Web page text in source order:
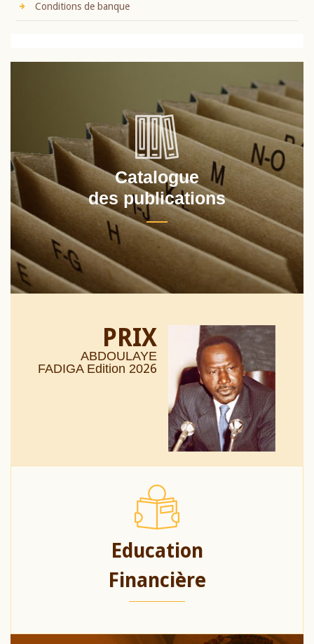
Conditions de banque
Catalogue
des publications
PRIX
ABDOULAYE
FADIGA Edition 2026
Education
Financière